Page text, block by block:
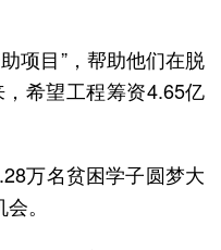
项目”，帮助他们在脱
希望工程筹资4.65亿
万名贫困学子圆梦大
。